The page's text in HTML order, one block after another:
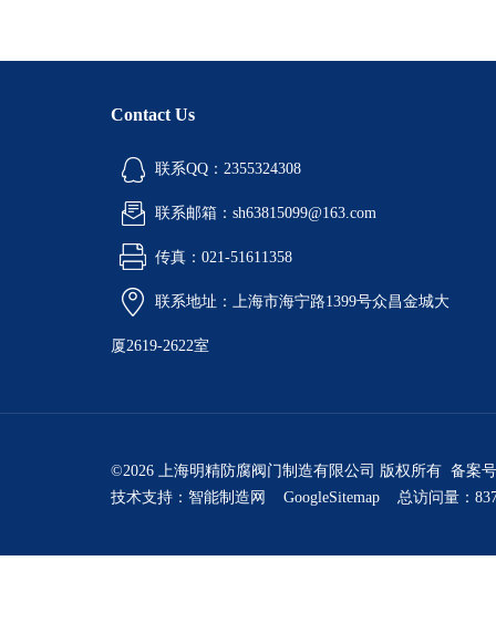
Contact Us
联系QQ：2355324308
联系邮箱：sh63815099@163.com
传真：021-51611358
联系地址：上海市海宁路1399号众昌金城大
厦2619-2622室
©2026 上海明精防腐阀门制造有限公司 版权所有 备案
技术支持： 智能制造网 GoogleSitemap 总访问量：